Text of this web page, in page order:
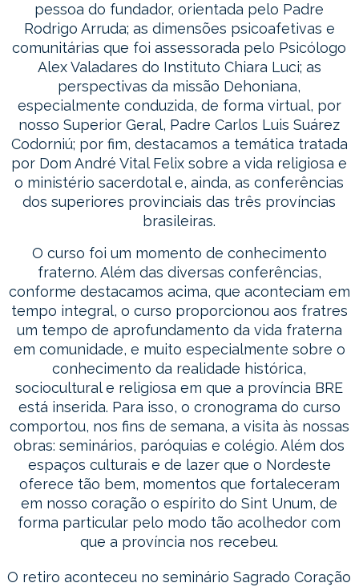
pessoa do fundador, orientada pelo Padre
Rodrigo Arruda; as dimensões psicoafetivas e
comunitárias que foi assessorada pelo Psicólogo
Alex Valadares do Instituto Chiara Luci; as
perspectivas da missão Dehoniana,
especialmente conduzida, de forma virtual, por
nosso Superior Geral, PadreCarlos Luis Suárez
Codorniú; por fim, destacamos a temática tratada
por Dom André Vital Felix sobre a vida religiosa e
o ministério sacerdotal e, ainda, as conferências
dos superiores provinciais das três províncias
brasileiras.
O curso foi um momento de conhecimento
fraterno. Além das diversas conferências,
conforme destacamos acima, que aconteciam em
tempo integral, o curso proporcionou aos fratres
um tempo de aprofundamento da vida fraterna
em comunidade, e muito especialmente sobre o
conhecimento da realidade histórica,
sociocultural e religiosa em que a província BRE
está inserida. Para isso, o cronograma do curso
comportou, nos fins de semana, a visita às nossas
obras: seminários, paróquias e colégio. Além dos
espaços culturais e de lazer que o Nordeste
oferece tão bem, momentos que fortaleceram
em nosso coração o espírito doSint Unum, de
forma particular pelo modo tão acolhedor com
que a província nos recebeu.
O retiro aconteceu no seminário Sagrado Coração